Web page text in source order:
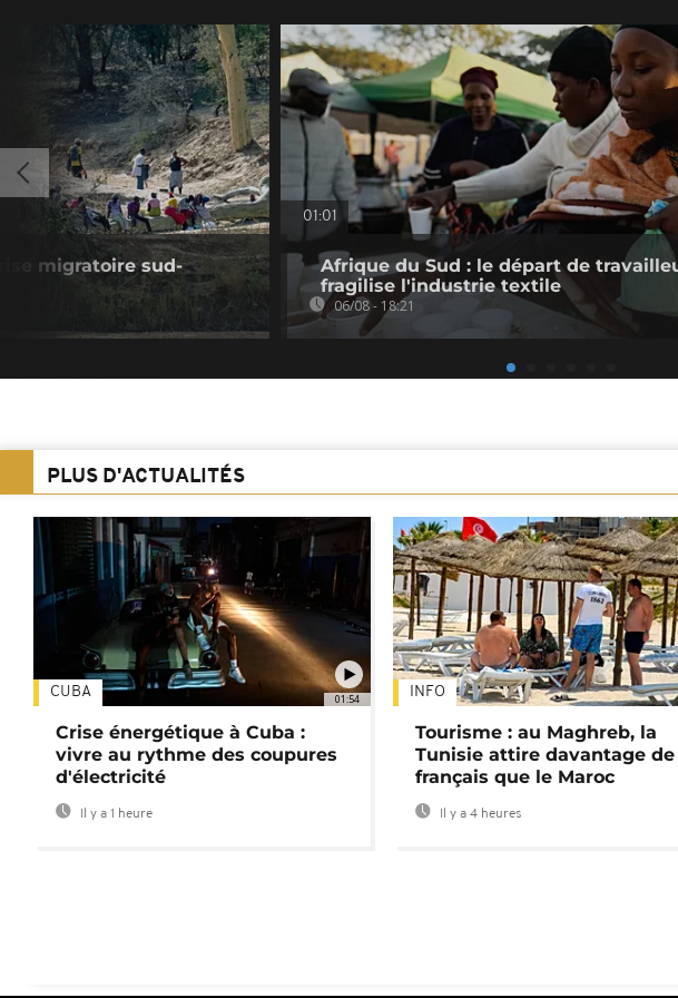
migratoire sud-
01:01
Afrique du Sud : le départ de
fragilise l'industrie textile
06/08 - 18:21
PLUS D'ACTUALITÉS
01:54
CUBA
Crise énergétique à Cuba :
vivre au rythme des coupures
d'électricité
Il y a 1 heure
INFO
Tourisme : au Maghreb, la
Tunisie attire davantage de
français que le Maroc
Il y a 4 heures